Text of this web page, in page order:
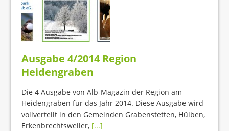
Ausgabe 4/2014 Region
Heidengraben
Die 4 Ausgabe von Alb-Magazin der Region am
Heidengraben für das Jahr 2014. Diese Ausgabe wird
vollverteilt in den Gemeinden Grabenstetten, Hülben,
Erkenbrechtsweiler, [...]